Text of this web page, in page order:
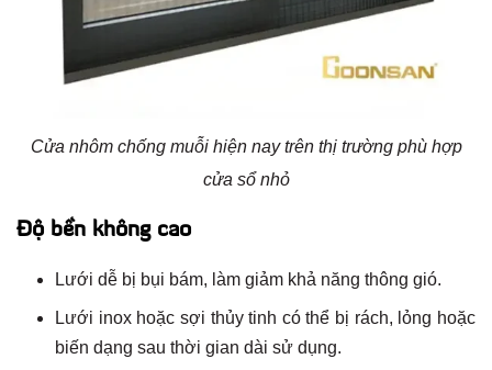
Cửa nhôm chống muỗi hiện nay trên thị trường phù hợp
cửa sổ nhỏ
Độ bền không cao
Lưới dễ bị bụi bám, làm giảm khả năng thông gió.
Lưới inox hoặc sợi thủy tinh có thể bị rách, lỏng hoặc
biến dạng sau thời gian dài sử dụng.